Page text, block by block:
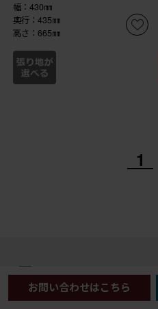
幅：430㎜
奥行：435㎜
高さ：665㎜
1
商品を探す
お問い合わせはこちら